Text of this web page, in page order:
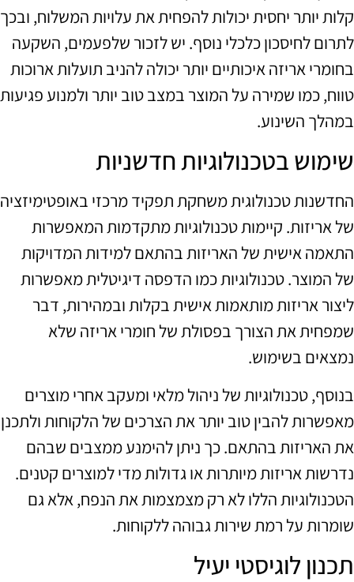
קלות יותר יחסית יכולות להפחית את עלויות המשלוח, ובכך
לתרום לחיסכון כלכלי נוסף. יש לזכור שלפעמים, השקעה
בחומרי אריזה איכותיים יותר יכולה להניב תועלות ארוכות
טווח, כמו שמירה על המוצר במצב טוב יותר ולמנוע פגיעות
במהלך השינוע.
שימוש בטכנולוגיות חדשניות
החדשנות טכנולוגית משחקת תפקיד מרכזי באופטימיזציה
של אריזות. קיימות טכנולוגיות מתקדמות המאפשרות
התאמה אישית של האריזות בהתאם למידות המדויקות
של המוצר. טכנולוגיות כמו הדפסה דיגיטלית מאפשרות
ליצור אריזות מותאמות אישית בקלות ובמהירות, דבר
שמפחית את הצורך בפסולת של חומרי אריזה שלא
נמצאים בשימוש.
בנוסף, טכנולוגיות של ניהול מלאי ומעקב אחרי מוצרים
מאפשרות להבין טוב יותר את הצרכים של הלקוחות ולתכנן
את האריזות בהתאם. כך ניתן להימנע ממצבים שבהם
נדרשות אריזות מיותרות או גדולות מדי למוצרים קטנים.
הטכנולוגיות הללו לא רק מצמצמות את הנפח, אלא גם
שומרות על רמת שירות גבוהה ללקוחות.
תכנון לוגיסטי יעיל